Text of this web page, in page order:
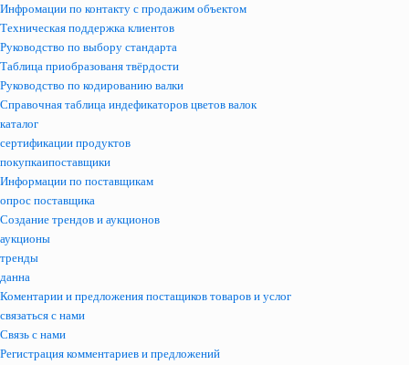
Инфромации по контакту с продажим объектом
Техническая поддержка клиентов
Руководство по выбору стандарта
Таблица приобразованя твёрдости
Руководство по кодированию валки
Справочная таблица индефикаторов цветов валок
каталог
сертификации продуктов
покупкаипоставщики
Информации по поставщикам
опрос поставщика
Создание трендов и аукционов
аукционы
тренды
данна
Коментарии и предложения постащиков товаров и услог
связаться с нами
Связь с нами
Регистрация комментариев и предложений